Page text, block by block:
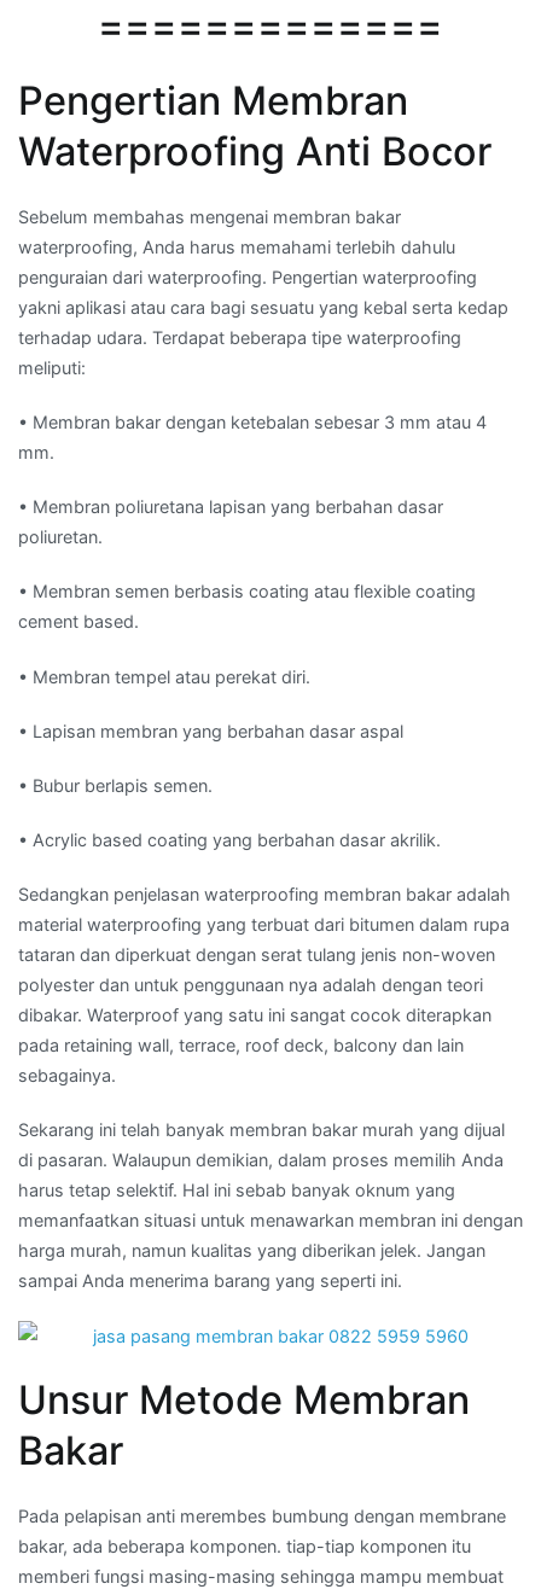
=============
Pengertian Membran
Waterproofing Anti Bocor
Sebelum membahas mengenai membran bakar
waterproofing, Anda harus memahami terlebih dahulu
penguraian dari waterproofing. Pengertian waterproofing
yakni aplikasi atau cara bagi sesuatu yang kebal serta kedap
terhadap udara. Terdapat beberapa tipe waterproofing
meliputi:
• Membran bakar dengan ketebalan sebesar 3 mm atau 4
mm.
• Membran poliuretana lapisan yang berbahan dasar
poliuretan.
• Membran semen berbasis coating atau flexible coating
cement based.
• Membran tempel atau perekat diri.
• Lapisan membran yang berbahan dasar aspal
• Bubur berlapis semen.
• Acrylic based coating yang berbahan dasar akrilik.
Sedangkan penjelasan waterproofing membran bakar adalah
material waterproofing yang terbuat dari bitumen dalam rupa
tataran dan diperkuat dengan serat tulang jenis non-woven
polyester dan untuk penggunaan nya adalah dengan teori
dibakar. Waterproof yang satu ini sangat cocok diterapkan
pada retaining wall, terrace, roof deck, balcony dan lain
sebagainya.
Sekarang ini telah banyak membran bakar murah yang dijual
di pasaran. Walaupun demikian, dalam proses memilih Anda
harus tetap selektif. Hal ini sebab banyak oknum yang
memanfaatkan situasi untuk menawarkan membran ini dengan
harga murah, namun kualitas yang diberikan jelek. Jangan
sampai Anda menerima barang yang seperti ini.
Unsur Metode Membran
Bakar
Pada pelapisan anti merembes bumbung dengan membrane
bakar, ada beberapa komponen. tiap-tiap komponen itu
memberi fungsi masing-masing sehingga mampu membuat